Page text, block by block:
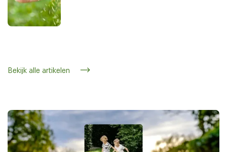
Bekijk alle artikelen